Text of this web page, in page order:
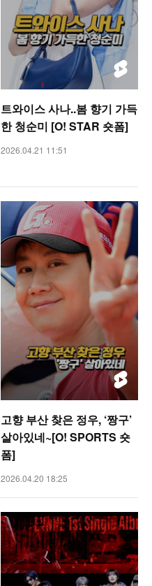
트와이스 사나..봄 향기 가득
한 청순미 [O! STAR 숏폼]
2026.04.21 11:51
고향 부산 찾은 정우, ‘짱구’
살아있네~[O! SPORTS 숏
폼]
2026.04.20 18:25